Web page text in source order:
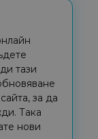
тази
за да
Така
нови